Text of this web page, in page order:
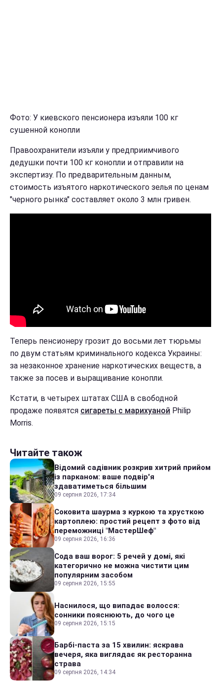
Фото: У киевского пенсионера изъяли 100 кг
сушенной конопли
Правоохранители изъяли у предприимчивого
дедушки почти 100 кг конопли и отправили на
экспертизу. По предварительным данным,
стоимость изъятого наркотического зелья по ценам
"черного рынка" составляет около 3 млн гривен.
Теперь пенсионеру грозит до восьми лет тюрьмы
по двум статьям криминального кодекса Украины:
за незаконное хранение наркотических веществ, а
также за посев и выращивание конопли.
Кстати, в четырех штатах США в свободной
продаже появятся сигареты с марихуаной Philip
Morris.
Читайте також
Відомий садівник розкрив хитрий прийом
із парканом: ваше подвір'я
здаватиметься більшим
09 серпня 2026, 17:34
Соковита шаурма з куркою та хрусткою
картоплею: простий рецепт з фото від
переможниці "МастерШеф"
09 серпня 2026, 16:36
Сода ваш ворог: 5 речей у домі, які
категорично не можна чистити цим
популярним засобом
09 серпня 2026, 15:55
Наснилося, що випадає волосся:
сонники пояснюють, до чого це
09 серпня 2026, 15:15
Барбі-паста за 15 хвилин: яскрава
вечеря, яка виглядає як ресторанна
страва
09 серпня 2026, 14:34